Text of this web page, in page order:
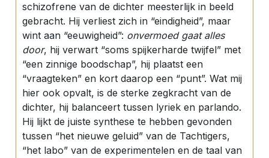
schizofrene van de dichter meesterlijk in beeld
gebracht. Hij verliest zich in “eindigheid”, maar
wint aan “eeuwigheid”: onvermoed gaat alles
door, hij verwart “soms spijkerharde twijfel” met
“een zinnige boodschap”, hij plaatst een
“vraagteken” en kort daarop een “punt”. Wat mij
hier ook opvalt, is de sterke zegkracht van de
dichter, hij balanceert tussen lyriek en parlando.
Hij lijkt de juiste synthese te hebben gevonden
tussen “het nieuwe geluid” van de Tachtigers,
“het labo” van de experimentelen en de taal van